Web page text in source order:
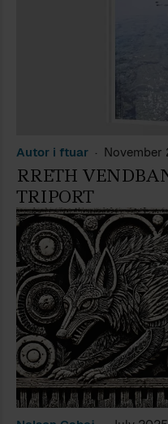
Autor i ftuar November
RRETH
TRIPORT